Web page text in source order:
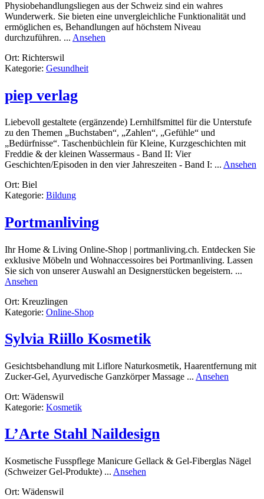
Physiobehandlungsliegen aus der Schweiz sind ein wahres
Wunderwerk. Sie bieten eine unvergleichliche Funktionalität und
ermöglichen es, Behandlungen auf höchstem Niveau
durchzuführen. ... Ansehen
Ort: Richterswil
Kategorie: Gesundheit
piep verlag
Liebevoll gestaltete (ergänzende) Lernhilfsmittel für die Unterstufe
zu den Themen „Buchstaben“, „Zahlen“, „Gefühle“ und
„Bedürfnisse“. Taschenbüchlein für Kleine, Kurzgeschichten mit
Freddie & der kleinen Wassermaus - Band II: Vier
Geschichten/Episoden in den vier Jahreszeiten - Band I: ... Ansehen
Ort: Biel
Kategorie: Bildung
Portmanliving
Ihr Home & Living Online-Shop | portmanliving.ch. Entdecken Sie
exklusive Möbeln und Wohnaccessoires bei Portmanliving. Lassen
Sie sich von unserer Auswahl an Designerstücken begeistern. ...
Ansehen
Ort: Kreuzlingen
Kategorie: Online-Shop
Sylvia Riillo Kosmetik
Gesichtsbehandlung mit Liflore Naturkosmetik, Haarentfernung mit
Zucker-Gel, Ayurvedische Ganzkörper Massage ... Ansehen
Ort: Wädenswil
Kategorie: Kosmetik
L’Arte Stahl Naildesign
Kosmetische Fusspflege Manicure Gellack & Gel-Fiberglas Nägel
(Schweizer Gel-Produkte) ... Ansehen
Ort: Wädenswil